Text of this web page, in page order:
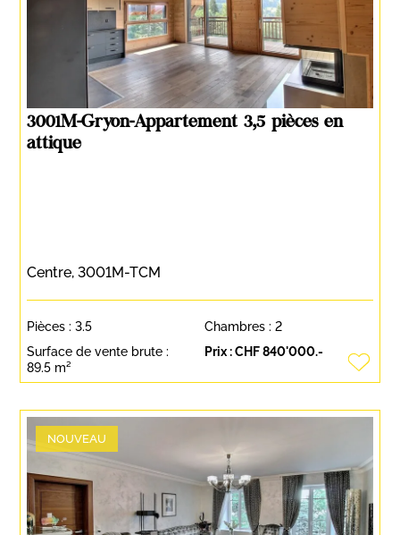
3001M-Gryon-Appartement 3,5 pièces en
attique
Centre, 3001M-TCM
Prix :CHF 840'000.-
Pièces :3.5 Chambres : 2
Surface de vente brute :
89.5 m²
NOUVEAU